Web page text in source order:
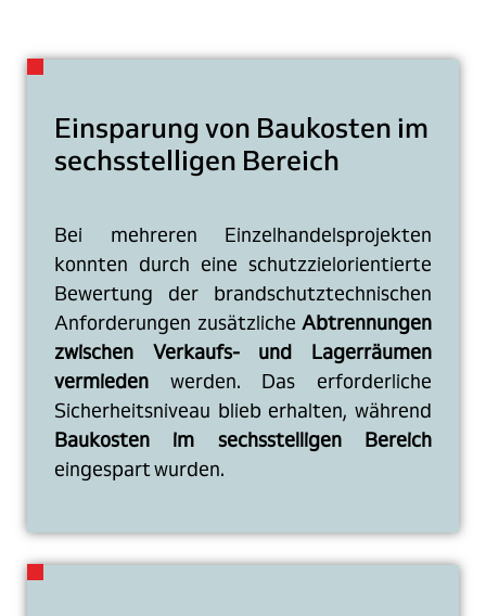
Einsparung von Baukosten im
sechsstelligen Bereich
Bei mehreren Einzelhandelsprojekten
konnten durch eine schutzzielorientierte
Bewertung der brandschutztechnischen
Anforderungen zusätzliche Abtrennungen
zwischen Verkaufs- und Lagerräumen
vermieden werden. Das erforderliche
Sicherheitsniveau blieb erhalten, während
Baukosten im sechsstelligen Bereich
eingespart wurden.